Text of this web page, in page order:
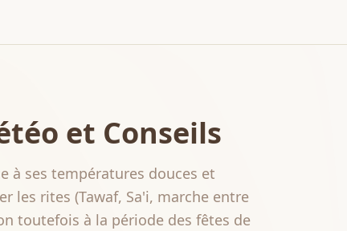
et Conseils
à ses températures douces et
les rites (Tawaf, Sa'i, marche entre
toutefois à la période des fêtes de